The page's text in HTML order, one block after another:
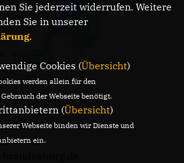
3
14 - 0
14 - 14
Sie jederzeit widerrufen. Weitere
Sie in unserer
.
Cookies (Übersicht)
werden allein für den
der Webseite benötigt.
(Übersicht)
Webseite binden wir Dienste und
ein.